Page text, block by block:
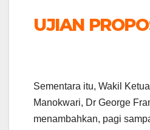
UJIAN
Sementara itu, Wakil
Manokwari, Dr George
menambahkan, pagi